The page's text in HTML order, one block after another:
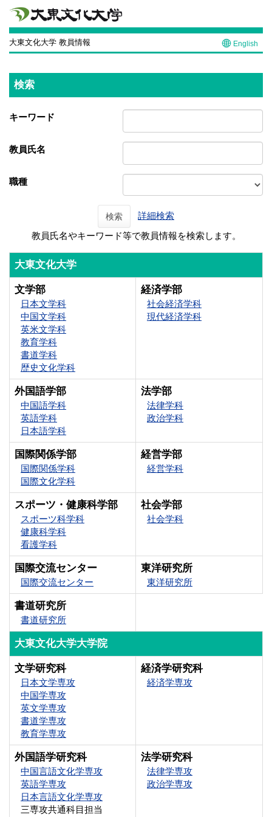
大東文化大学 教員情報 English
検索
キーワード
教員氏名
職種
検索
詳細検索
教員氏名やキーワード等で教員情報を検索します。
大東文化大学
文学部
日本文学科
中国文学科
英米文学科
教育学科
書道学科
歴史文化学科
経済学部
社会経済学科
現代経済学科
外国語学部
中国語学科
英語学科
日本語学科
法学部
法律学科
政治学科
国際関係学部
国際関係学科
国際文化学科
経営学部
経営学科
スポーツ・健康科学部
スポーツ科学科
健康科学科
看護学科
社会学部
社会学科
国際交流センター
国際交流センター
東洋研究所
東洋研究所
書道研究所
書道研究所
大東文化大学大学院
文学研究科
日本文学専攻
中国学専攻
英文学専攻
書道学専攻
教育学専攻
経済学研究科
経済学専攻
外国語学研究科
中国言語文化学専攻
英語学専攻
日本言語文化学専攻
三専攻共通科目担当
法学研究科
法律学専攻
政治学専攻